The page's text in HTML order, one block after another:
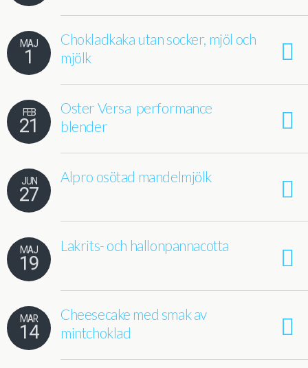
MAJ
1
Chokladkaka utan socker, mjöl och
mjölk
FEB
21
Oster Versa performance
blender
JUN
27
Alpro osötad mandelmjölk
MAJ
19
Lakrits- och hallonpannacotta
MAR
14
Cheesecake med smak av
mintchoklad